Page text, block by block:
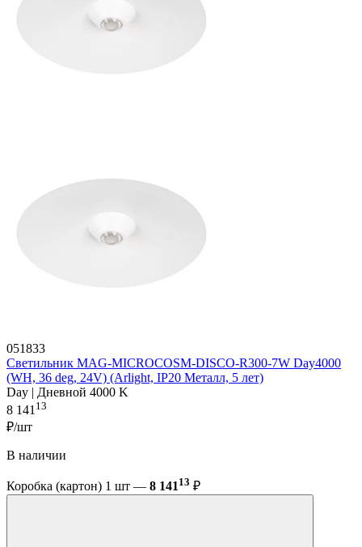
051833
Светильник MAG-MICROCOSM-DISCO-R300-7W Day4000
(WH, 36 deg, 24V) (Arlight, IP20 Металл, 5 лет)
Day | Дневной 4000 K
8 141 13
₽/шт
В наличии
Коробка (картон) 1 шт — 8 141 13 ₽